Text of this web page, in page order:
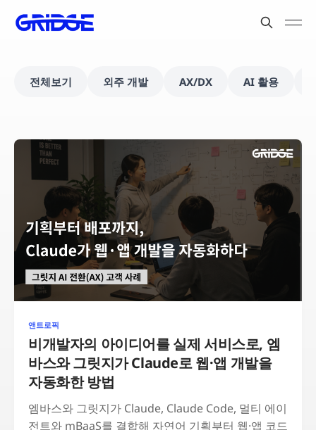
전체보기 외주 개발 AX/DX AI 활용
앤트로픽
비개발자의 아이디어를 실제 서비스로, 엠
바스와 그릿지가 Claude로 웹·앱 개발을
자동화한 방법
엠바스와 그릿지가 Claude, Claude Code, 멀티 에이
전트와 mBaaS를 결합해 자연어 기획부터 웹·앱 코드